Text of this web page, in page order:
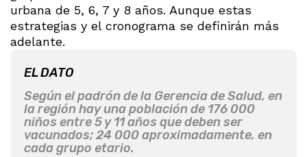
urbana de 5, 6, 7 y 8 años. Aunque estas
estrategias y el cronograma se definirán más
adelante.
EL DATO
Según el padrón de la Gerencia de Salud, en
la región hay una población de 176 000
niños entre 5 y 11 años que deben ser
vacunados; 24 000 aproximadamente, en
cada grupo etario.